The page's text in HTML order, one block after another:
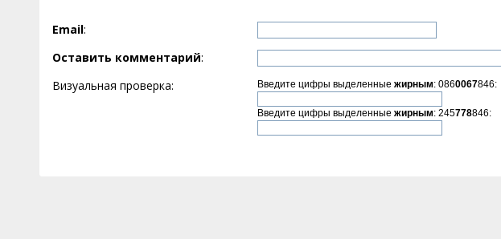
Email:
Оставить комментарий:
Визуальная проверка:
Введите цифры выделенныежирным: 0860067846:
Введите цифры выделенныежирным: 245778846: